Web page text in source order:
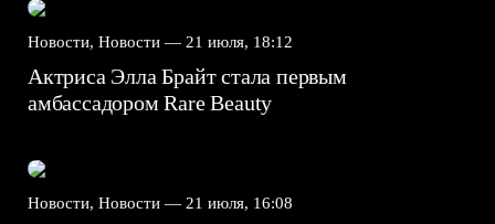
Новости, Новости — 21 июля, 18:12
Актриса Элла Брайт стала первым
амбассадором Rare Beauty
Новости, Новости — 21 июля, 16:08